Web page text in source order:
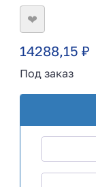
❤
14288,15 ₽
Под заказ